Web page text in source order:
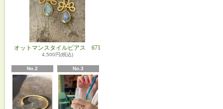
オットマンスタイルピアス 671
4,500円(税込)
No.2 No.3